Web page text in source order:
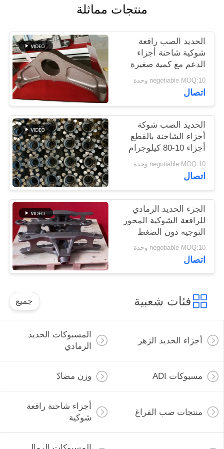
PRIVACY
POLICY
منتجات مماثلة
الحديد الصب رافعة
شوكية شاحنة أجزاء
الدعم مع كمية صغيرة
مقبولة
negotiable MOQ:10 وحدة
اتصال
الحديد الصب شوكة
أجزاء الشاحنة بالقطع
أجزاء 10-80 كيلوجرام
OEM المتاحة
negotiable MOQ:10 وحدة
اتصال
الجزء الحديد الرمادي
للرافعة الشوكية المحور
التوجيه دون الضغط
البيئي
negotiable MOQ:10 وحدة
اتصال
فئات شعبية جميع
أجزاء الحديد الزهر
المسبوكات الحديد
الرمادي
مسبوكات ADI وزن مضادّ
منتجات صب الفراغ
أجزاء شاحنة رافعة
شوكية